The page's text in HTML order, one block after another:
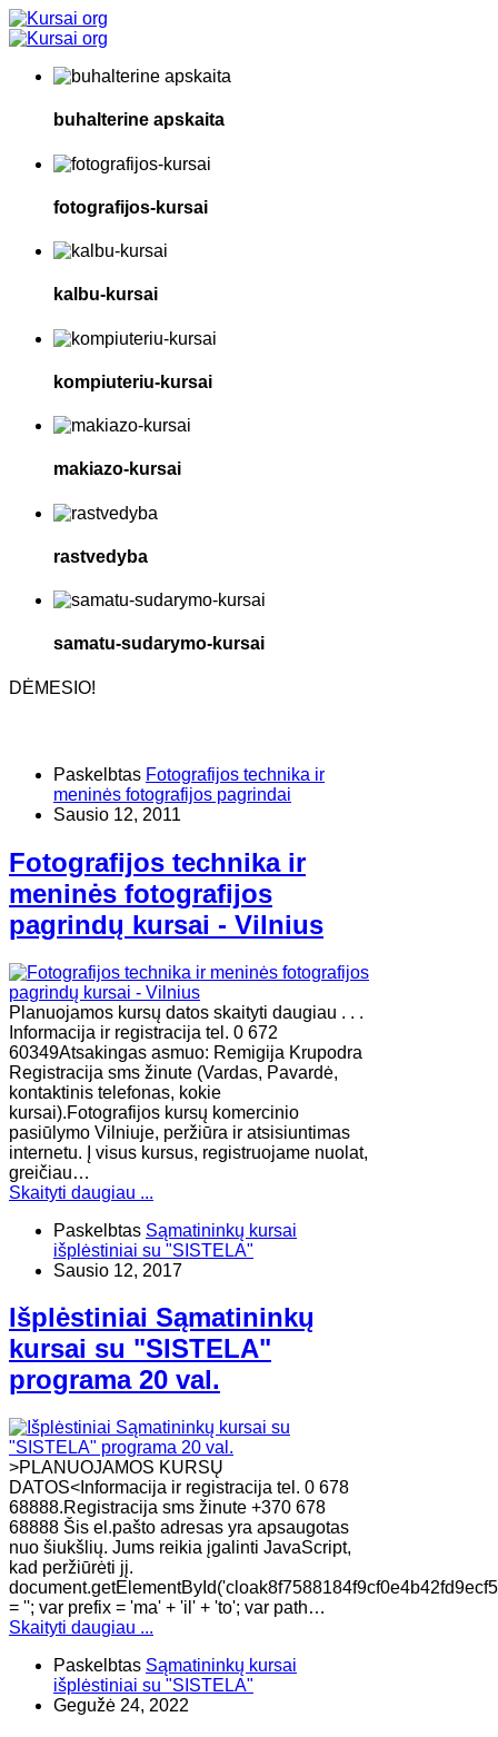
buhalterine apskaita
fotografijos-kursai
kalbu-kursai
kompiuteriu-kursai
makiazo-kursai
rastvedyba
samatu-sudarymo-kursai
DĖMESIO!
Paskelbtas Fotografijos technika ir
meninės fotografijos pagrindai
Sausio 12, 2011
Fotografijos technika ir
meninės fotografijos
pagrindų kursai - Vilnius
Planuojamos kursų datos skaityti daugiau . . .
Informacija ir registracija tel. 0 672
60349Atsakingas asmuo: Remigija Krupodra
Registracija sms žinute (Vardas, Pavardė,
kontaktinis telefonas, kokie
kursai).Fotografijos kursų komercinio
pasiūlymo Vilniuje, peržiūra ir atsisiuntimas
internetu. Į visus kursus, registruojame nuolat,
greičiau…
Skaityti daugiau ...
Paskelbtas Sąmatininkų kursai
išplėstiniai su "SISTELA"
Sausio 12, 2017
Išplėstiniai Sąmatininkų
kursai su "SISTELA"
programa 20 val.
>PLANUOJAMOS KURSŲ
DATOS<Informacija ir registracija tel. 0 678
68888.Registracija sms žinute +370 678
68888 Šis el.pašto adresas yra apsaugotas
nuo šiukšlių. Jums reikia įgalinti JavaScript,
kad peržiūrėti jį.
= ''; var prefix = 'ma' + 'il' + 'to'; var path…
Skaityti daugiau ...
Paskelbtas Sąmatininkų kursai
išplėstiniai su "SISTELA"
Gegužė 24, 2022